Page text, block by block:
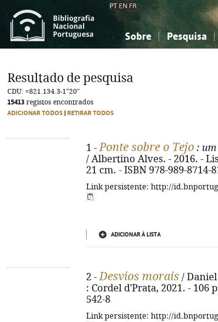
PT EN FR
Sobre Pesquisa
Ciências sociais...
Ciências sociais...
Resultado de pesquisa
CDU: =821.134.3-1"20"
15413 registos encontrados
ADICIONAR TODOS RETIRAR TODOS
1 -Ponte sobre o Tejo :
/ Albertino Alves. - 2016. -
21 cm. - ISBN 978-989-8714-
Link persistente: http://
ADICIONAR À LISTA
2 -Desvios morais /
: Cordel d'Prata, 2021. - 106
542-8
Link persistente: http://